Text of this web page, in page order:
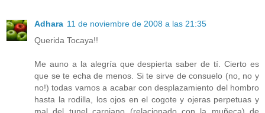
Adhara 11 de noviembre de 2008 a las 21:35
Querida Tocaya!!
Me auno a la alegría que despierta saber de tí. Cierto es
que se te echa de menos. Si te sirve de consuelo (no, no y
no!) todas vamos a acabar con desplazamiento del hombro
hasta la rodilla, los ojos en el cogote y ojeras perpetuas y